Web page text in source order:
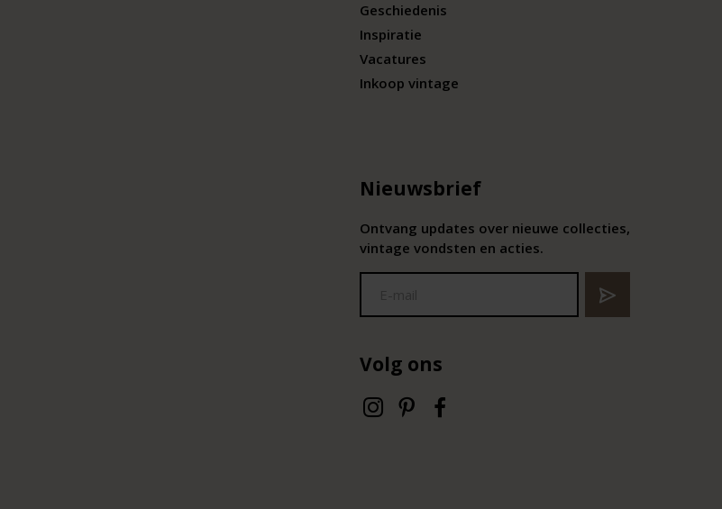
Geschiedenis
Inspiratie
Vacatures
Inkoop vintage
Nieuwsbrief
Ontvang updates over nieuwe collecties,
vintage vondsten en acties.
Volg ons